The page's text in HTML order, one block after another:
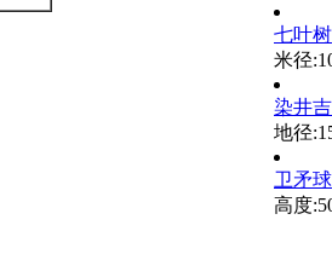
七叶树
米径
染井
地径
卫矛球
高度